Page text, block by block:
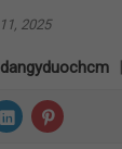
2025